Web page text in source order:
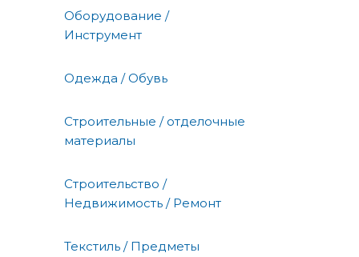
Оборудование /
Инструмент
Одежда / Обувь
Строительные / отделочные
материалы
Строительство /
Недвижимость / Ремонт
Текстиль / Предметы